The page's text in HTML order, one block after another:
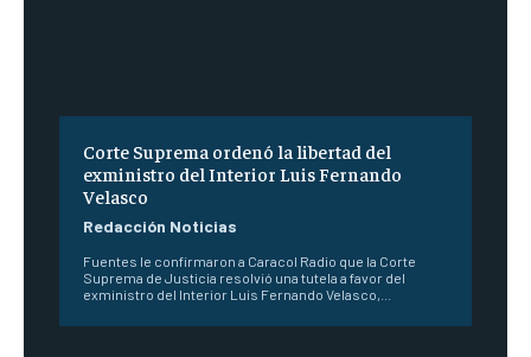
Corte Suprema ordenó la libertad del
exministro del Interior Luis Fernando
Velasco
Redacción Noticias
Fuentes le confirmaron a Caracol Radio que la Corte
Suprema de Justicia resolvió una tutela a favor del
exministro del Interior Luis Fernando Velasco,...